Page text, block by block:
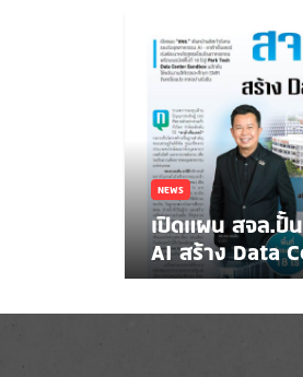
NEWS
เปิดแผน สจล.
AI สร้าง Data